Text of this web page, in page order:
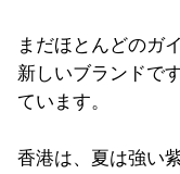
まだほとんどのガ
新しいブランドで
ています。
香港は、夏は強い